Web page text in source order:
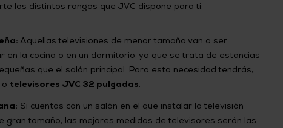
los distintos rangos que JVC dispone para ti:
Aquellas televisiones de menor tamaño van a ser
en la cocina o en un dormitorio, ya que se trata de estancias
que el salón principal. Para esta necesidad tendrás,
o televisores JVC 32 pulgadas.
Si cuentas con un salón en el que instalar la televisión
gran tamaño, las mejores medidas de televisores serán las